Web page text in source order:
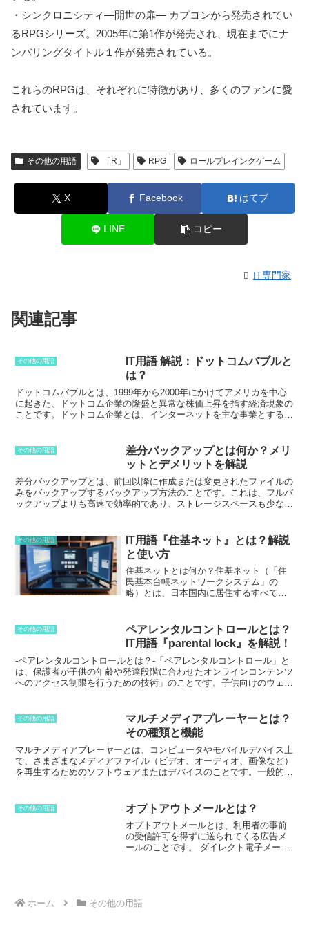
・シンクロニシティ―開世の扉― カプコンから発売されてい
るRPGシリーズ。2005年に第1作が発売され、現在までにナ
ンバリングタイトル１作が発売されている。
これらのRPGは、それぞれに特徴があり、多くのファンに愛
されています。
その他の用語 「R」 RPG ロールプレイングゲーム
X Facebook はてブ
LINE コピー
IT専門家
関連記事
その他の用語
IT用語 解説：ドットコムバブルと
は？
ドットコムバブルとは 、1999年から2000年にかけてアメリカを中心
に起きた、ドットコム企業の隆盛と異常な株価上昇を指す経済現象の
ことです。ドットコム企業とは、インターネットを主な事業とする企
性に投資家が注目し、株価が急上昇しました。しかし、その多くは、
ビジネスモデルが未確立であったり、収益性が低かったりして、バブ
ル崩壊とともに倒産してしまいました。このバブル崩壊は、世界経済
に大きな影響を与え、多くの投資家が損失を被ることとなりました。
その他の用語
差分バックアップとは何か？メリ
ットとデメリットを解説
差分バックアップとは、前回以降に作成または変更されたファイルの
みをバックアップするバックアップ方法のことです。これは、フルバ
ックアップよりも高速で効率的であり、ストレージスペースも少なく
います。差分バックアップを行うには、まずフルバックアップを作成
する必要があります。フルバックアップは、すべてのファイルとフォ
ルダーのコピーです。フルバックアップを作成したら、その後は差分
バックアップを作成することができます。差分バックアップは、前回
以降に変更されたファイルとフォルダーのみをコピーします。差分バ
ックアップのメリットは次のとおりです。* フルバックアップよりも
ップが最新の状態に保たれます。差分バックアップのデメリットは次
のとおりです。* フルバックアップがない場合、データが復元できま
せん。* 差分バックアップが破損している場合、データが復元できま
せん。差分バックアップは、定期的に実行してデータの保護を確保す
ることが重要です。
その他の用語
IT用語『住基ネット』とは？解説
と使い方
住基ネットとは何か？住基ネット（「住
民基本台帳ネットワークシステム」の
略）とは、日本国内に居住するすべての
連携して管理・運用するシステムのこと
です。このシステムは、1998年に地方自
治体情報システム機構（J-LIS）によって
開発され、2003年に運用が開始されまし
た。住基ネットの目的は、住民基本台帳
情報を一元管理することで、住民サービ
その他の用語
ペアレンタルコントロールとは？
IT用語『parental lock』を解説！
-ペアレンタルコントロールとは？- 「ペアレンタルコントロール」と
は、保護者が子供の年齢や発達段階に合わせたオンラインコンテンツ
へのアクセス制限を行うための技術」のことです。子供向けのウェブ
設けたりすることができます。ペアレンタルコントロールは、
Windows、macOS、Android、iOSなどの主要なオペレーティングシ
ステムに組み込まれているか、サードパーティのアプリとして入手す
ることができます。ペアレンタルコントロールは、子供たちをオンラ
インの危険から守るための重要なツールです。これにより、保護者は
子供たちがオンラインでアクセスするコンテンツを制御し、不適切な
たちがオンラインでゲームやソーシャルメディアに費やす時間を減ら
すのにも役立ちます。
その他の用語
マルチメディアプレーヤーとは？
その種類と機能
マルチメディアプレーヤー とは、コンピュータやモバイルデバイス上
で、さまざまなメディアファイル（ビデオ、オーディオ、画像など）
を再生するためのソフトウェアまたはデバイスのことです。一般的な
があります。
マルチメディアプレーヤーは、さまざまなメディアファ
イルに対応しているため、音楽鑑賞、動画視聴、写真の閲覧など、さ
まざまな用途で使用することができます。また、ストリーミングサー
ビス（NetflixやYouTubeなど）の動画を再生することも可能です。マ
は、無料のものと有料のものがあります。無
その他の用語 オプトアウトメールとは？
オプトアウトメールとは、利用者の事前
の受信許可を得ずに送られてくる広告メ
ールのことです。
ダイレクト電子メール
どが顧客や見込み客に対して、自社の製
ホーム その他の用語